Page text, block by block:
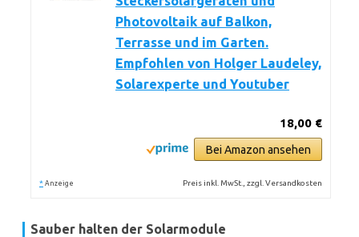
Photovoltaik auf Balkon,
Terrasse und im Garten.
Empfohlen von Holger Laudeley,
Solarexperte und Youtuber
18,00 €
Bei Amazon ansehen
* Anzeige Preis inkl. MwSt., zzgl. Versandkosten
Sauber halten der Solarmodule